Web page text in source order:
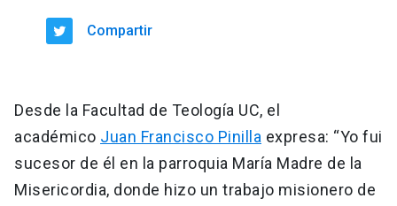
Compartir
Desde la Facultad de Teología UC, el
académico Juan Francisco Pinilla expresa: “Yo fui
sucesor de él en la parroquia María Madre de la
Misericordia, donde hizo un trabajo misionero de